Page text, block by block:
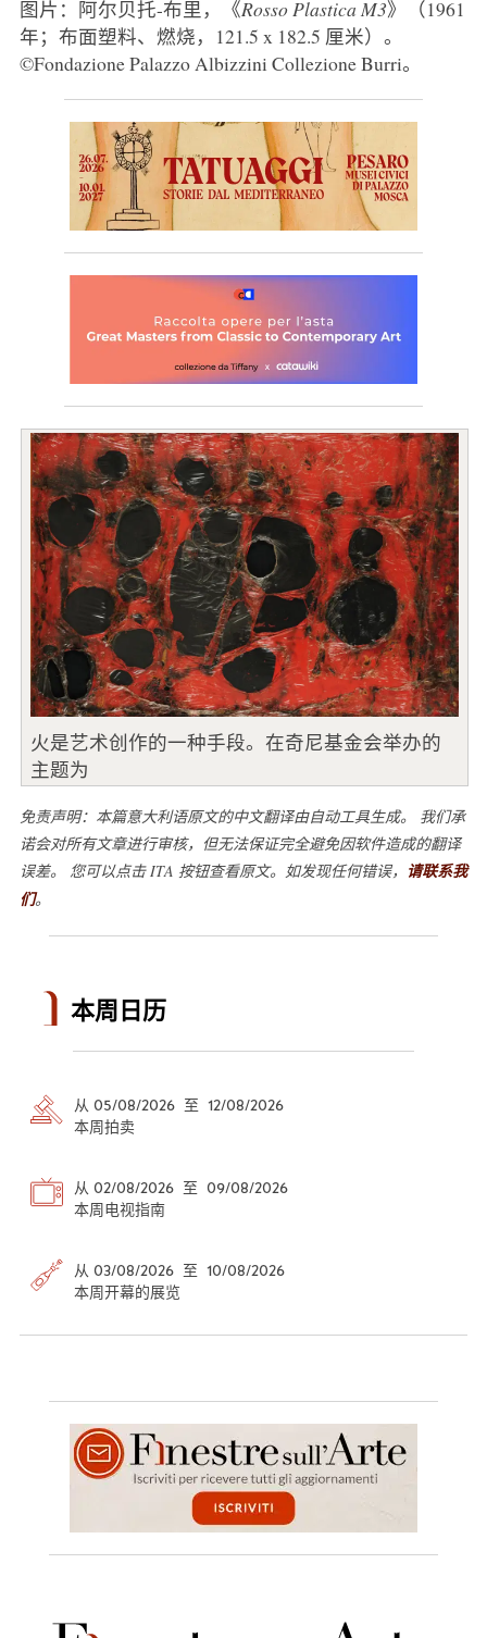
图片：阿尔贝托-布里，《Rosso Plastica M3》（1961
年；布面塑料、燃烧，121.5 x 182.5 厘米）。
©Fondazione Palazzo Albizzini Collezione Burri。
火是艺术创作的一种手段。在奇尼基金会举办的
主题为
免责声明：本篇意大利语原文的中文翻译由自动工具生成。 我们承
诺会对所有文章进行审核，但无法保证完全避免因软件造成的翻译
误差。 您可以点击 ITA 按钮查看原文。如发现任何错误， 请联系我
们。
本周日历
从 05/08/2026 至 12/08/2026
本周拍卖
从 02/08/2026 至 09/08/2026
本周电视指南
从 03/08/2026 至 10/08/2026
本周开幕的展览